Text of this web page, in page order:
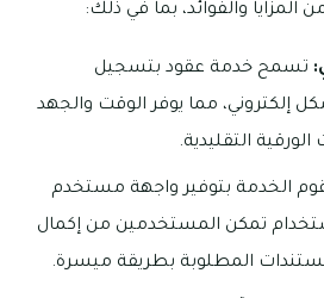
والفوائد، بما في ذلك:
تسمح خدمة عقود بتسجيل
إلكتروني، مما يوفر الوقت والجهد
التقليدية.
الخدمة بتوفير واجهة مستخدم
تمكن المستخدمين من إكمال
المطلوبة بطريقة ميسرة.